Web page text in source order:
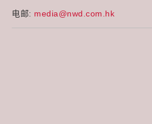
电邮: media@nwd.com.hk